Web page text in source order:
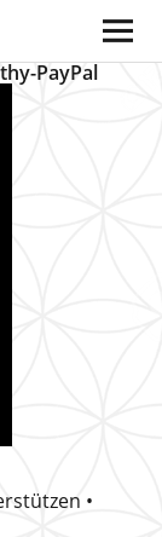
PayPal
•